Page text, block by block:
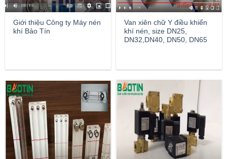
Giới thiệu Công ty Máy nén
khí Bảo Tín
Van xiên chữ Y điều khiển
khí nén, size DN25,
DN32,DN40, DN50, DN65